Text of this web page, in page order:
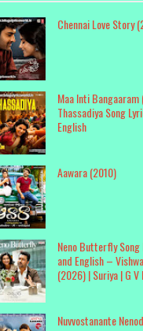
Chennai Love Story
Maa Inti
Thassadiya Song
English
Aawara (2010)
Neno Butterfly Song
and English –
(2026) | Suriya | G
Nuvvostanante